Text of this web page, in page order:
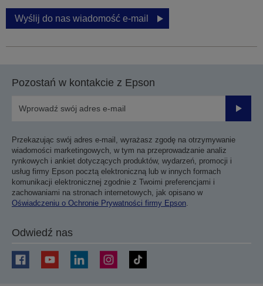
Wyślij do nas wiadomość e-mail
Pozostań w kontakcie z Epson
Przekazując swój adres e-mail, wyrażasz zgodę na otrzymywanie
wiadomości marketingowych, w tym na przeprowadzanie analiz
rynkowych i ankiet dotyczących produktów, wydarzeń, promocji i
usług firmy Epson pocztą elektroniczną lub w innych formach
komunikacji elektronicznej zgodnie z Twoimi preferencjami i
zachowaniami na stronach internetowych, jak opisano w
Oświadczeniu o Ochronie Prywatności firmy Epson.
Odwiedź nas